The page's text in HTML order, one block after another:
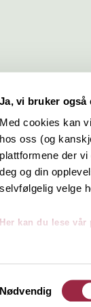
Ja, vi bruker også
Med cookies kan
hos oss (og
plattformene der
deg og din
selvfølgelig velge
Her kan du lese
Samtykkevalg
Nødvendig